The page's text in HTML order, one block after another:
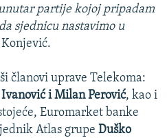
partije kojoj pripadam
sjednicu nastavimo u
članovi uprave Telekoma:
i Milan Perović, kao i
Euromarket banke
Atlas grupe Duško